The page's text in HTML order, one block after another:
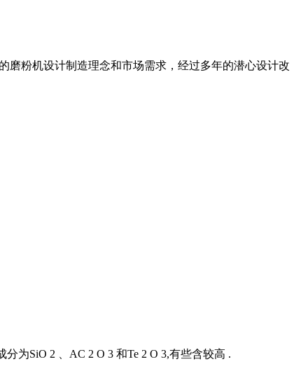
磨粉机设计制造理念和市场需求，经过多年的潜心设计改
为SiO 2 、AC 2 O 3 和Te 2 O 3,有些含较高 .